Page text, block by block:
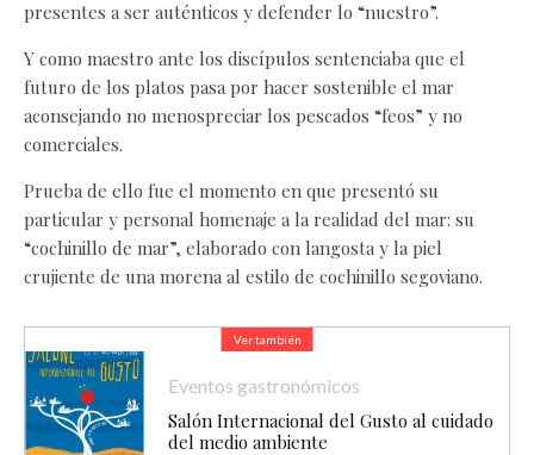
presentes a ser auténticos y defender lo “nuestro”.
Y como maestro ante los discípulos sentenciaba que el
futuro de los platos pasa por hacer sostenible el mar
aconsejando no menospreciar los pescados “feos” y no
comerciales.
Prueba de ello fue el momento en que presentó su
particular y personal homenaje a la realidad del mar: su
“cochinillo de mar”, elaborado con langosta y la piel
crujiente de una morena al estilo de cochinillo segoviano.
Ver también
Eventos gastronómicos
Salón Internacional del Gusto al cuidado
del medio ambiente